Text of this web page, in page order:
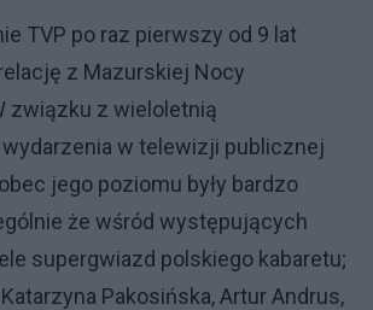
TVP po raz pierwszy od 9 lat
z Mazurskiej Nocy
związku z wieloletnią
w telewizji publicznej
jego poziomu były bardzo
że wśród występujących
supergwiazd polskiego kabaretu;
Pakosińska, Artur Andrus,